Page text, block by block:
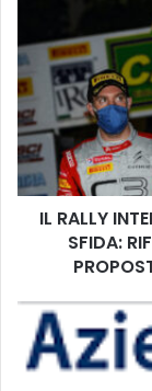
R
A
L
L
Y
N
A
O
IL RALLY
SFIDA:
m